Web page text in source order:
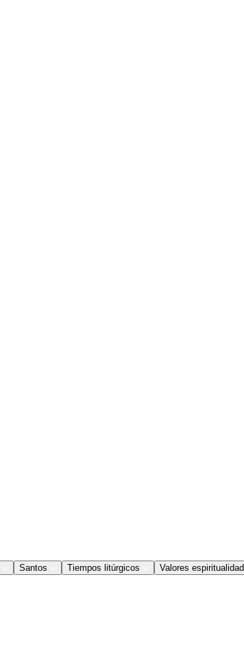
Santos Tiempos litúrgicos Valores espiritualidad